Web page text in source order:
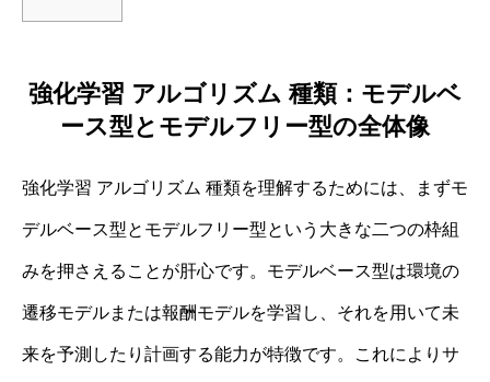
強化学習 アルゴリズム 種類：モデルベ
ース型とモデルフリー型の全体像
強化学習 アルゴリズム 種類を理解するためには、まずモ
デルベース型とモデルフリー型という大きな二つの枠組
みを押さえることが肝心です。モデルベース型は環境の
遷移モデルまたは報酬モデルを学習し、それを用いて未
来を予測したり計画する能力が特徴です。これによりサ